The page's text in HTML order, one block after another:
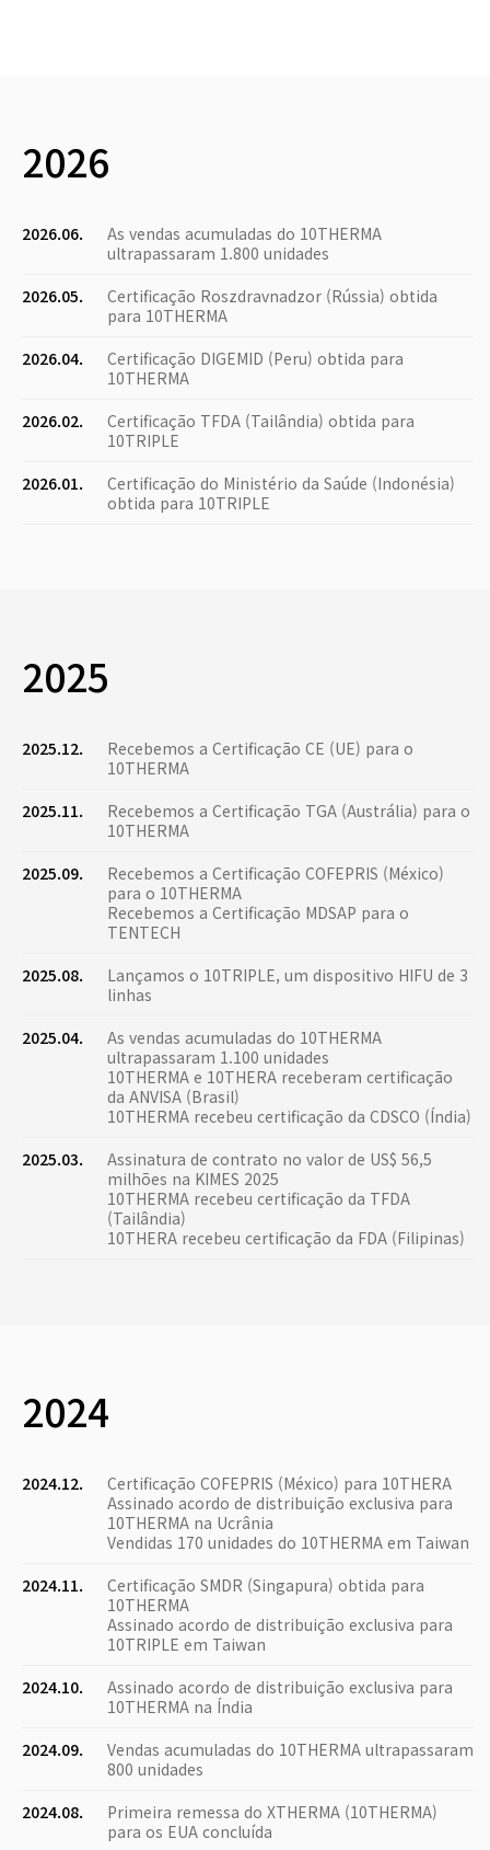
2026
2026.06.
As vendas acumuladas do 10THERMA
ultrapassaram 1.800 unidades
2026.05.
Certificação Roszdravnadzor (Rússia) obtida
para 10THERMA
2026.04.
Certificação DIGEMID (Peru) obtida para
10THERMA
2026.02.
Certificação TFDA (Tailândia) obtida para
10TRIPLE
2026.01.
Certificação do Ministério da Saúde (Indonésia)
obtida para 10TRIPLE
2025
2025.12.
Recebemos a Certificação CE (UE) para o
10THERMA
2025.11.
Recebemos a Certificação TGA (Austrália) para o
10THERMA
2025.09.
Recebemos a Certificação COFEPRIS (México)
para o 10THERMA
Recebemos a Certificação MDSAP para o
TENTECH
2025.08.
Lançamos o 10TRIPLE, um dispositivo HIFU de 3
linhas
2025.04.
As vendas acumuladas do 10THERMA
ultrapassaram 1.100 unidades
10THERMA e 10THERA receberam certificação
da ANVISA (Brasil)
10THERMA recebeu certificação da CDSCO (Índia)
2025.03.
Assinatura de contrato no valor de US$ 56,5
milhões na KIMES 2025
10THERMA recebeu certificação da TFDA
(Tailândia)
10THERA recebeu certificação da FDA (Filipinas)
2024
2024.12.
Certificação COFEPRIS (México) para 10THERA
Assinado acordo de distribuição exclusiva para
10THERMA na Ucrânia
Vendidas 170 unidades do 10THERMA em Taiwan
2024.11.
Certificação SMDR (Singapura) obtida para
10THERMA
Assinado acordo de distribuição exclusiva para
10TRIPLE em Taiwan
2024.10.
Assinado acordo de distribuição exclusiva para
10THERMA na Índia
2024.09.
Vendas acumuladas do 10THERMA ultrapassaram
800 unidades
2024.08.
Primeira remessa do XTHERMA (10THERMA)
para os EUA concluída